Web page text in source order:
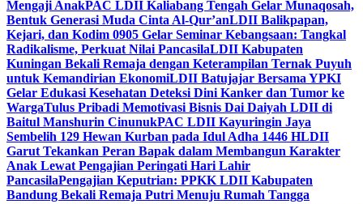
Mengaji AnakPAC LDII Kaliabang Tengah Gelar Munaqosah,
Bentuk Generasi Muda Cinta Al-Qur’anLDII Balikpapan,
Kejari, dan Kodim 0905 Gelar Seminar Kebangsaan: Tangkal
Radikalisme, Perkuat Nilai PancasilaLDII Kabupaten
Kuningan Bekali Remaja dengan Keterampilan Ternak Puyuh
untuk Kemandirian EkonomiLDII Batujajar Bersama YPKI
Gelar Edukasi Kesehatan Deteksi Dini Kanker dan Tumor ke
WargaTulus Pribadi Memotivasi Bisnis Dai Daiyah LDII di
Baitul Manshurin CinunukPAC LDII Kayuringin Jaya
Sembelih 129 Hewan Kurban pada Idul Adha 1446 HLDII
Garut Tekankan Peran Bapak dalam Membangun Karakter
Anak Lewat Pengajian Peringati Hari Lahir
PancasilaPengajian Keputrian: PPKK LDII Kabupaten
Bandung Bekali Remaja Putri Menuju Rumah Tangga